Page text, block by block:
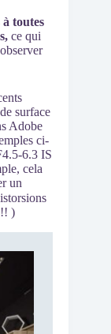
toutes
ce qui
surface
Adobe
ci-
6.3 IS
cela
un
)